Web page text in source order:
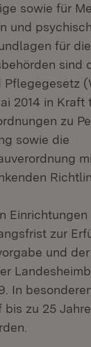
sowie für
und
für
sind
2014 in Kraft
zu
sowie die
Einrichtungen
zur
und
In
bis zu 25